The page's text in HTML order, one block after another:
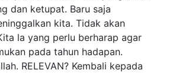
dan ketupat. Baru saja
kita. Tidak akan
la yang perlu berharap agar
pada tahun hadapan.
RELEVAN? Kembali kepada